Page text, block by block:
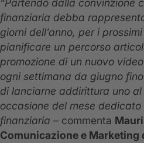
“Partendo dalla convinzione
finanziaria debba
giorni dell’anno, per i
pianificare un percorso
promozione di un nuovo
ogni settimana da giugno
di lanciarne addirittura uno
occasione del mese dedicato
finanziaria – commenta
Comunicazione e Marketing